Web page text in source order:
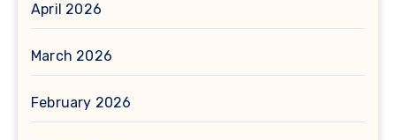
April 2026
March 2026
February 2026